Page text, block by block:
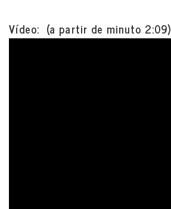
Vídeo: (a partir de minuto 2:09)